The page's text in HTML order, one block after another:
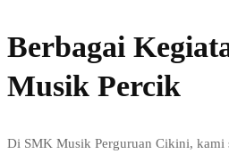
Berbagai
Musik Percik
Di SMK Musik Perguruan Cikini,